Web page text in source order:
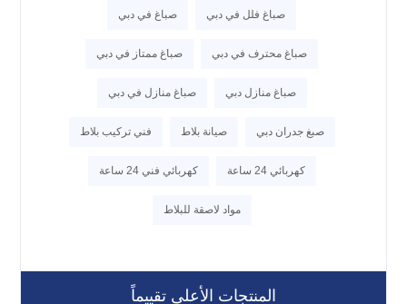
صباغ فلل في دبي صباغ في دبي
صباغ محترف في دبي صباغ ممتاز في دبي
صباغ منازل دبي صباغ منازل في دبي
صبغ جدران دبي صيانة بلاط فني تركيب بلاط
كهربائي 24 ساعة كهربائي فني 24 ساعة
مواد لاصقة للبلاط
المنتجات الأعلى تقييماً